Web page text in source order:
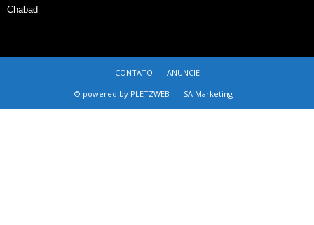
Chabad
CONTATO
ANUNCIE
© powered by PLETZWEB -
SA Marketing